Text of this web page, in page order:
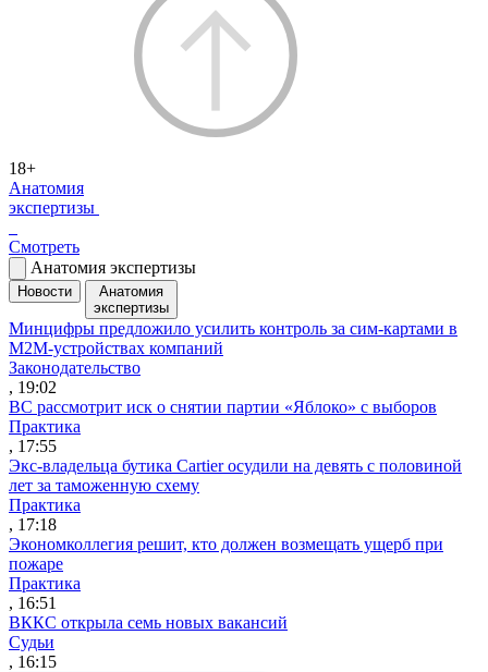
18+
Анатомия
экспертизы
Смотреть
Анатомия экспертизы
Новости
Анатомия
экспертизы
Минцифры предложило усилить контроль за сим-картами в
M2M-устройствах компаний
Законодательство
, 19:02
ВС рассмотрит иск о снятии партии «Яблоко» с выборов
Практика
, 17:55
Экс-владельца бутика Cartier осудили на девять с половиной
лет за таможенную схему
Практика
, 17:18
Экономколлегия решит, кто должен возмещать ущерб при
пожаре
Практика
, 16:51
ВККС открыла семь новых вакансий
Судьи
, 16:15